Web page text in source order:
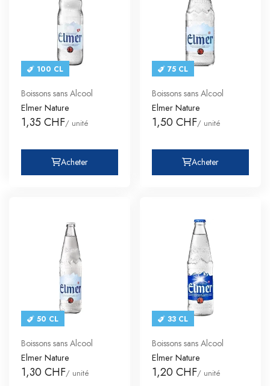
100 CL
Boissons sans Alcool
Elmer Nature
1,35 CHF/ unité
Acheter
75 CL
Boissons sans Alcool
Elmer Nature
1,50 CHF/ unité
Acheter
50 CL
Boissons sans Alcool
Elmer Nature
1,30 CHF/ unité
33 CL
Boissons sans Alcool
Elmer Nature
1,20 CHF/ unité